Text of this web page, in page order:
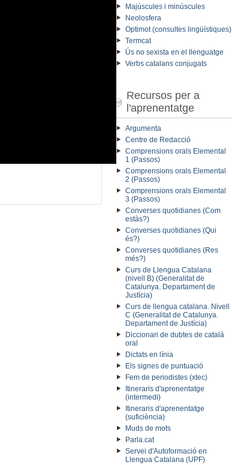
Majúscules i minúscules
Neolosfera
Optimot (consultes lingüístiques)
Termcat
Ús no sexista en el llenguatge
Verbs catalans conjugats
Recursos per a
l'aprenentatge
Argumenta
Centre de Redacció
Comprensions orals Elemental
1 (Passos)
Comprensions orals Elemental
2 (Passos)
Comprensions orals Elemental
3 (Passos)
Converses quotidianes (Com
estàs?)
Converses quotidianes (Qui
és?)
Converses quotidianes (Res
més?)
Curs de Llengua Catalana
(nivell B) (Generalitat de
Catalunya. Departament de
Justícia)
Curs de llengua catalana. Nivell
C (Generalitat de Catalunya.
Departament de Justícia)
Diccionari de dubtes de català
oral
Dictats en línia
Els signes de puntuació
Fem de periodistes (xtec)
Itineraris d'aprenentatge
(intermedi)
Itineraris d'aprenentatge
(suficiència)
Muds de mots
Parla.cat
Servei d'Autoformació en
Llengua Catalana (UPF)